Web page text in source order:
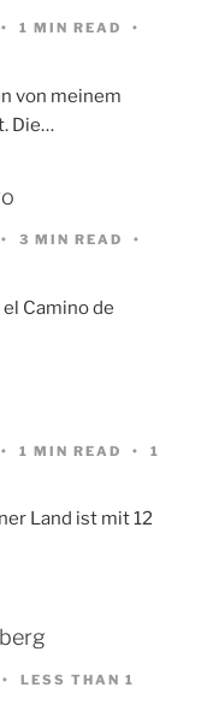
1 MIN READ
von meinem
Die…
3 MIN READ
Camino de
1 MIN READ
1
Land ist mit 12
LESS THAN 1